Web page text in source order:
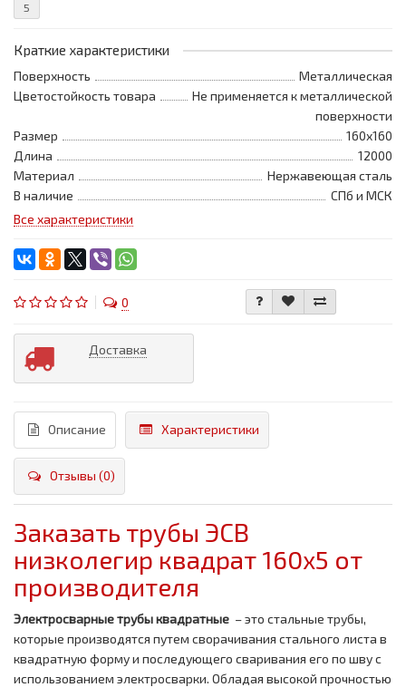
5
Краткие характеристики
Поверхность
Металлическая
Цветостойкость товара
Не применяется к металлической
поверхности
Размер
160x160
Длина
12000
Материал
Нержавеющая сталь
В наличие
СПб и МСК
Все характеристики
0
Доставка
Описание Характеристики
Отзывы (0)
Заказать трубы ЭСВ
низколегир квадрат 160x5 от
производителя
Электросварные трубы квадратные – это стальные трубы,
которые производятся путем сворачивания стального листа в
квадратную форму и последующего сваривания его по шву с
использованием электросварки. Обладая высокой прочностью